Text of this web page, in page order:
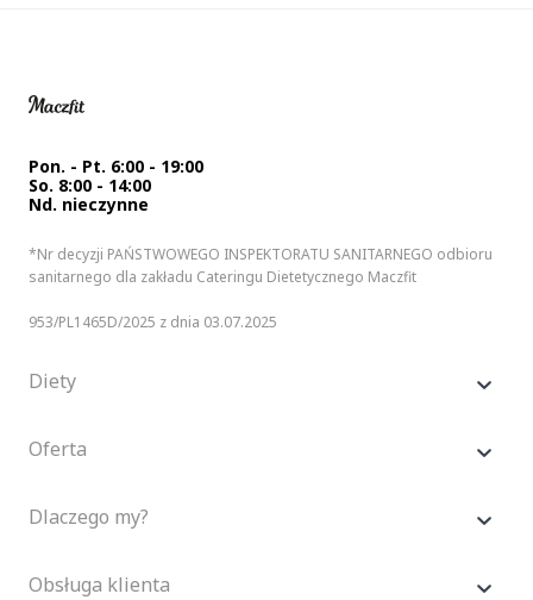
Pon. - Pt. 6:00 - 19:00
So. 8:00 - 14:00
Nd. nieczynne
*Nr decyzji PAŃSTWOWEGO INSPEKTORATU SANITARNEGO odbioru
sanitarnego dla zakładu Cateringu Dietetycznego Maczfit
953/PL1465D/2025 z dnia 03.07.2025
Diety
Oferta
Dlaczego my?
Obsługa klienta